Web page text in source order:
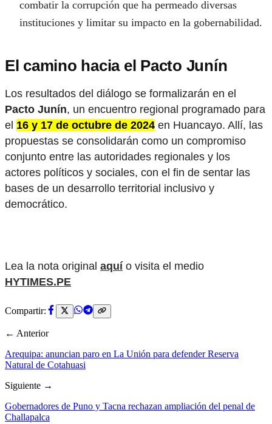
combatir la corrupción que ha permeado diversas
instituciones y limitar su impacto en la gobernabilidad.
El camino hacia el Pacto Junín
Los resultados del diálogo se formalizarán en el
Pacto Junín, un encuentro regional programado para
el 16 y 17 de octubre de 2024 en Huancayo. Allí, las
propuestas se consolidarán como un compromiso
conjunto entre las autoridades regionales y los
actores políticos y sociales, con el fin de sentar las
bases de un desarrollo territorial inclusivo y
democrático.
Lea la nota original aquío visita el medio
HYTIMES.PE
Compartir:
← Anterior
Arequipa: anuncian paro en La Unión para defender Reserva
Natural de Cotahuasi
Siguiente →
Gobernadores de Puno y Tacna rechazan ampliación del penal de
Challapalca